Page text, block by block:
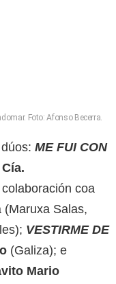
Foto: Afonso Becerra.
ME FUI CON
coa
(Maruxa Salas,
VESTIRME DE
(Galiza); e
Mario